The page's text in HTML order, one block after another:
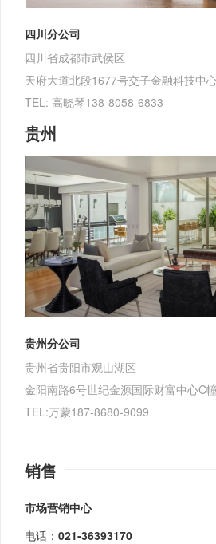
四川分公司
四川省成都市武侯区
天府大道北段1677号交子金融科技中
TEL: 高晓琴138-8058-6833
贵州
贵州分公司
贵州省贵阳市观山湖区
金阳南路6号世纪金源国际财富中心C
TEL:万蒙187-8680-9099
销售
市场营销中心
电话： 021-36393170